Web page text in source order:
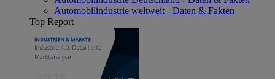
Automobilindustrie weltweit - Daten & Fakten
Top Report